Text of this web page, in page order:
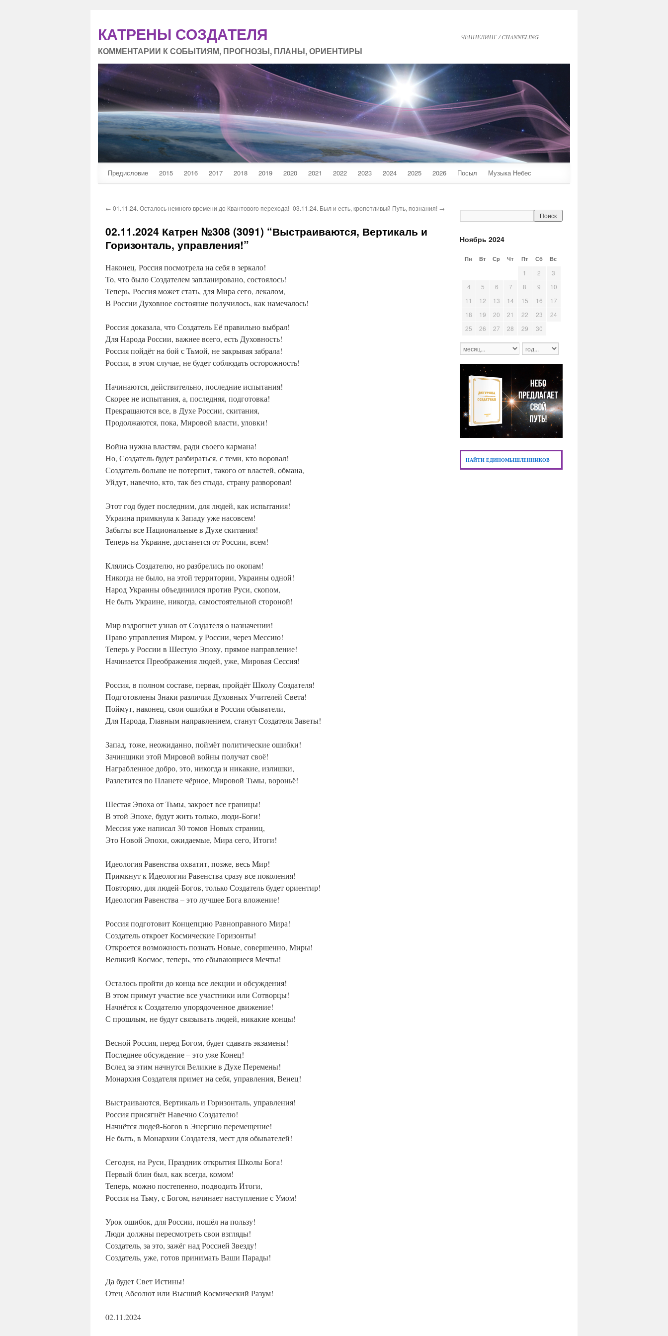
ЧЕННЕЛИНГ / CHANNELING
КАТРЕНЫ СОЗДАТЕЛЯ
КОММЕНТАРИИ К СОБЫТИЯМ, ПРОГНОЗЫ, ПЛАНЫ, ОРИЕНТИРЫ
Предисловие 2015 2016 2017 2018 2019 2020 2021 2022 2023 2024 2025 2026 Посыл Музыка Небес
Ноябрь 2024
Пн Вт Ср Чт Пт Сб Вс
1 2
3
4
5 6 7 8 9
10
11
12 13 14 15 16
17
18
19 20 21 22 23
24
25
26 27 28 29 30
НАЙТИ ЕДИНОМЫШЛЕННИКОВ
← 01.11.24. Осталось немного времени до Квантового перехода! 03.11.24. Был и есть, кропотливый Путь, познания! →
02.11.2024 Катрен №308 (3091) “Выстраиваются, Вертикаль и
Горизонталь, управления!”
Наконец, Россия посмотрела на себя в зеркало!
То, что было Создателем запланировано, состоялось!
Теперь, Россия может стать, для Мира сего, лекалом,
В России Духовное состояние получилось, как намечалось!
Россия доказала, что Создатель Её правильно выбрал!
Для Народа России, важнее всего, есть Духовность!
Россия пойдёт на бой с Тьмой, не закрывая забрала!
Россия, в этом случае, не будет соблюдать осторожность!
Начинаются, действительно, последние испытания!
Скорее не испытания, а, последняя, подготовка!
Прекращаются все, в Духе России, скитания,
Продолжаются, пока, Мировой власти, уловки!
Война нужна властям, ради своего кармана!
Но, Создатель будет разбираться, с теми, кто воровал!
Создатель больше не потерпит, такого от властей, обмана,
Уйдут, навечно, кто, так без стыда, страну разворовал!
Этот год будет последним, для людей, как испытания!
Украина примкнула к Западу уже насовсем!
Забыты все Национальные в Духе скитания!
Теперь на Украине, достанется от России, всем!
Клялись Создателю, но разбрелись по окопам!
Никогда не было, на этой территории, Украины одной!
Народ Украины объединился против Руси, скопом,
Не быть Украине, никогда, самостоятельной стороной!
Мир вздрогнет узнав от Создателя о назначении!
Право управления Миром, у России, через Мессию!
Теперь у России в Шестую Эпоху, прямое направление!
Начинается Преображения людей, уже, Мировая Сессия!
Россия, в полном составе, первая, пройдёт Школу Создателя!
Подготовлены Знаки различия Духовных Учителей Света!
Поймут, наконец, свои ошибки в России обыватели,
Для Народа, Главным направлением, станут Создателя Заветы!
Запад, тоже, неожиданно, поймёт политические ошибки!
Зачинщики этой Мировой войны получат своё!
Награбленное добро, это, никогда и никакие, излишки,
Разлетится по Планете чёрное, Мировой Тьмы, вороньё!
Шестая Эпоха от Тьмы, закроет все границы!
В этой Эпохе, будут жить только, люди-Боги!
Мессия уже написал 30 томов Новых страниц,
Это Новой Эпохи, ожидаемые, Мира сего, Итоги!
Идеология Равенства охватит, позже, весь Мир!
Примкнут к Идеологии Равенства сразу все поколения!
Повторяю, для людей-Богов, только Создатель будет ориентир!
Идеология Равенства – это лучшее Бога вложение!
Россия подготовит Концепцию Равноправного Мира!
Создатель откроет Космические Горизонты!
Откроется возможность познать Новые, совершенно, Миры!
Великий Космос, теперь, это сбывающиеся Мечты!
Осталось пройти до конца все лекции и обсуждения!
В этом примут участие все участники или Сотворцы!
Начнётся к Создателю упорядоченное движение!
С прошлым, не будут связывать людей, никакие концы!
Весной Россия, перед Богом, будет сдавать экзамены!
Последнее обсуждение – это уже Конец!
Вслед за этим начнутся Великие в Духе Перемены!
Монархия Создателя примет на себя, управления, Венец!
Выстраиваются, Вертикаль и Горизонталь, управления!
Россия присягнёт Навечно Создателю!
Начнётся людей-Богов в Энергию перемещение!
Не быть, в Монархии Создателя, мест для обывателей!
Сегодня, на Руси, Праздник открытия Школы Бога!
Первый блин был, как всегда, комом!
Теперь, можно постепенно, подводить Итоги,
Россия на Тьму, с Богом, начинает наступление с Умом!
Урок ошибок, для России, пошёл на пользу!
Люди должны пересмотреть свои взгляды!
Создатель, за это, зажёг над Россией Звезду!
Создатель, уже, готов принимать Ваши Парады!
Да будет Свет Истины!
Отец Абсолют или Высший Космический Разум!
02.11.2024